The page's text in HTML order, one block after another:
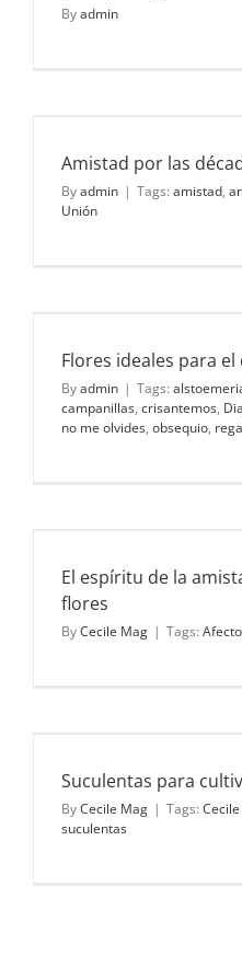
Byadmin
Amistad por las
Byadmin | Tags: amistad,
Unión
Flores ideales para
Byadmin | Tags:
campanillas, crisantemos,
no me olvides, obsequio,
El espíritu de la
flores
ByCecile Mag | Tags: Afecto
Suculentas para
ByCecile Mag | Tags:
suculentas